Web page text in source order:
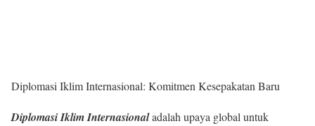
Diplomasi Iklim Internasional: Komitmen Kesepakatan Baru
Diplomasi Iklim Internasionaladalah upaya global untuk